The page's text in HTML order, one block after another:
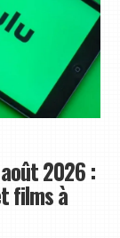
2026 :
films à